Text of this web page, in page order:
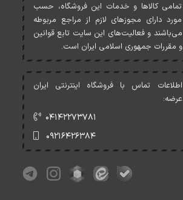
تمامی کالاها و خدمات اين فروشگاه، حسب
مورد دارای مجوزهای لازم از مراجع مربوطه
می‌باشند و فعاليت‌های اين سايت تابع قوانين
و مقررات جمهوری اسلامی ايران است.
اطلاعات تماس با فروشگاه اینترنتی ایران
عرضه:
۰۴۱۴۲۲۷۳۷۸۱
۰۹۲۱۶۴۲۶۳۸۴